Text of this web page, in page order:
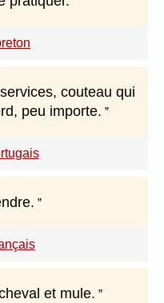
couteau qui
peu importe.
et mule.